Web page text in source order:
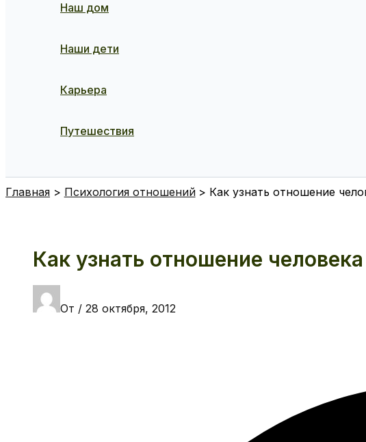
Наш дом
Наши дети
Карьера
Путешествия
Главная Психология отношений Как узнать отношение
Как узнать отношение
От / 28 октября, 2012